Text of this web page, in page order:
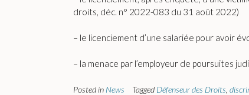
droits, déc. n° 2022-083 du 31 août 2022)
– le licenciement d’une salariée pour avoir
– la menace par l’employeur de poursuites
Posted in News Tagged Défenseur des Droits